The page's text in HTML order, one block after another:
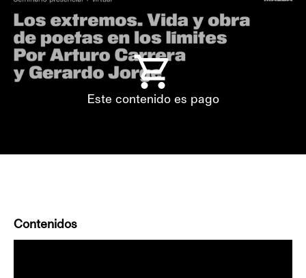
Este contenido es pago
Contenidos